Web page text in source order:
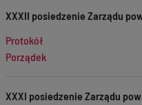
XXXII posiedzenie Zarządu
Protokół
Porządek
XXXI posiedzenie Zarządu